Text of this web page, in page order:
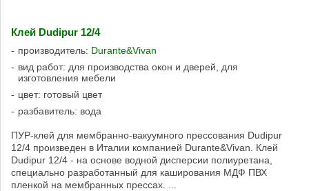
Клей Dudipur 12/4
производитель: Durante&Vivan
вид работ: для производства окон и дверей, для
изготовления мебели
цвет: готовый цвет
разбавитель: вода
ПУР-клей для мембранно-вакуумного прессования Dudipur
12/4 произведен в Италии компанией Durante&Vivan. Клей
Dudipur 12/4 - на основе водной дисперсии полиуретана,
специально разработанный для каширования МДФ ПВХ
пленкой на мембранных прессах. ...